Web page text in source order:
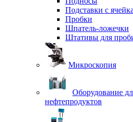
Подставки с
Пробки
Шпатель-ложечки
Штативы для
Микроскопия
Оборудование
нефтепродуктов